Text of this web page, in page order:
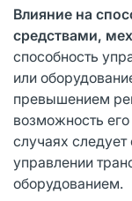
Влияние на
средствами,
способность
или
превышением
возможность
случаях
управлении
оборудованием.